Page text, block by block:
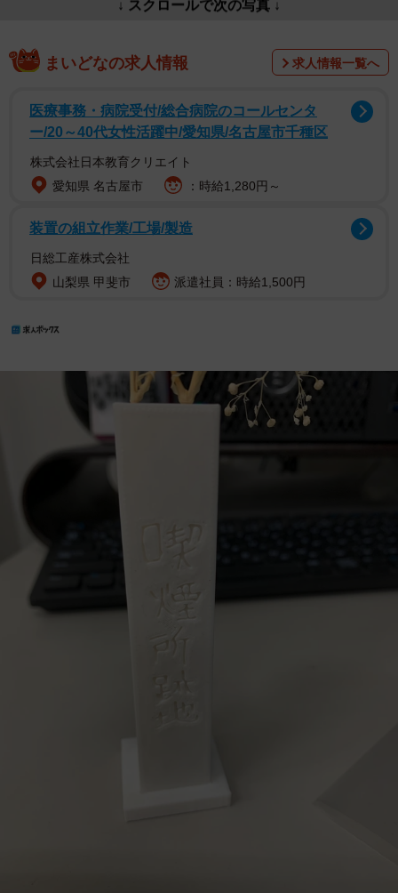
↓ スクロールで次の写真 ↓
まいどなの求人情報 求人情報一覧へ
医療事務・病院受付/総合病院のコールセンタ
ー/20～40代女性活躍中/愛知県/名古屋市千種区
株式会社日本教育クリエイト
愛知県 名古屋市
：時給1,280円～
装置の組立作業/工場/製造
日総工産株式会社
山梨県 甲斐市
派遣社員：時給1,500円